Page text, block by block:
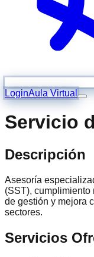
LoginAula Virtual
Servicio
Descripción
Asesoría
(SST),
de gestión y mejora
sectores.
Servicios